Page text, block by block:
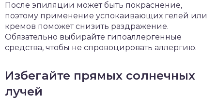
После эпиляции может быть покраснение,
поэтому применение успокаивающих гелей или
кремов поможет снизить раздражение.
Обязательно выбирайте гипоаллергенные
средства, чтобы не спровоцировать аллергию.
Избегайте прямых солнечных
лучей